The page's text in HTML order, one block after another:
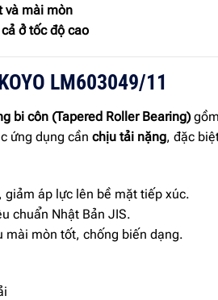
và mài mòn
ở tốc độ cao
LM603049/11
bi côn (Tapered Roller Bearing)
ứng dụng cần chịu tải nặng, đặc
giảm áp lực lên bề mặt tiếp xúc.
chuẩn Nhật Bản JIS.
mài mòn tốt, chống biến dạng.